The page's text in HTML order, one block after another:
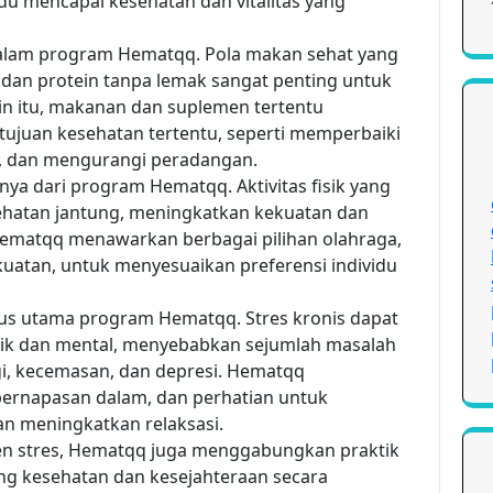
program Hematqq. Pola makan sehat yang
protein tanpa lemak sangat penting untuk
itu, makanan dan suplemen tertentu
kesehatan tertentu, seperti memperbaiki
mengurangi peradangan.
dari program Hematqq. Aktivitas fisik yang
jantung, meningkatkan kekuatan dan
menawarkan berbagai pilihan olahraga,
untuk menyesuaikan preferensi individu
utama program Hematqq. Stres kronis dapat
dan mental, menyebabkan sejumlah masalah
kecemasan, dan depresi. Hematqq
dalam, dan perhatian untuk
meningkatkan relaksasi.
stres, Hematqq juga menggabungkan praktik
kesehatan dan kesejahteraan secara